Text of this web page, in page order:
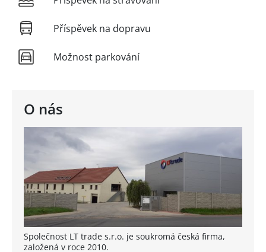
O nás
Společnost LT trade s.r.o. je soukromá česká firma,
založená v roce 2010.
Příspěvek na dopravu
Možnost parkování